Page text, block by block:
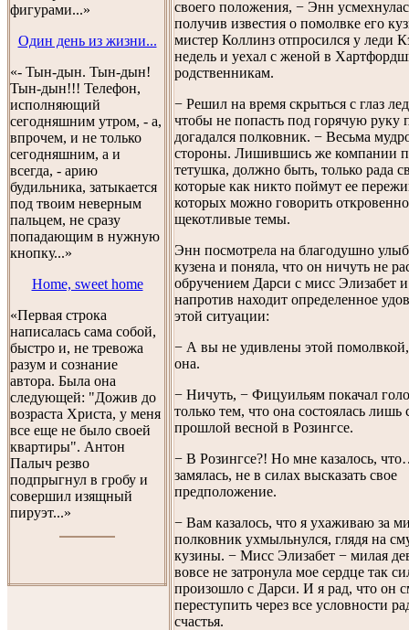
фигурами...»
Один день из жизни...
«- Тын-дын. Тын-дын!
Тын-дын!!! Телефон,
исполняющий
сегодняшним утром, - а,
впрочем, и не только
сегодняшним, а и
всегда, - арию
будильника, затыкается
под твоим неверным
пальцем, не сразу
попадающим в нужную
кнопку...»
Home, sweet home
«Первая строка
написалась сама собой,
быстро и, не тревожа
разум и сознание
автора. Была она
следующей: "Дожив до
возраста Христа, у меня
все еще не было своей
квартиры". Антон
Палыч резво
подпрыгнул в гробу и
совершил изящный
пируэт...»
своего положения, − Энн
получив известия о помолвке его
мистер Коллинз отпросился у леди
недель и уехал с женой в
родственникам.
− Решил на время скрыться с глаз
чтобы не попасть под горячую руку
догадался полковник. − Весьма
стороны. Лишившись же компании
тетушка, должно быть, только рада
которые как никто поймут ее
которых можно говорить
щекотливые темы.
Энн посмотрела на благодушно
кузена и поняла, что он ничуть не
обручением Дарси с мисс Элизабет
напротив находит определенное
этой ситуации:
− А вы не удивлены этой помолвкой,
она.
− Ничуть, − Фицуильям покачал
только тем, что она состоялась лишь
прошлой весной в Розингсе.
− В Розингсе?! Но мне казалось,
замялась, не в силах высказать свое
предположение.
− Вам казалось, что я ухаживаю за
полковник ухмыльнулся, глядя на
кузины. − Мисс Элизабет − милая
вовсе не затронула мое сердце так
произошло с Дарси. И я рад, что он
переступить через все условности
счастья.